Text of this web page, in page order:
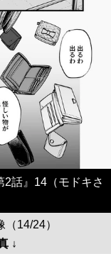
2話』14（モドキさ
14/24）
↓